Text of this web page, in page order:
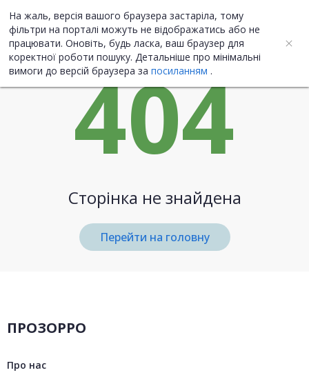
На жаль, версія вашого браузера застаріла, тому
фільтри на порталі можуть не відображатись або не
працювати. Оновіть, будь ласка, ваш браузер для
коректної роботи пошуку. Детальніше про мінімальні
вимоги до версій браузера за посиланням .
UA ENG
404
Сторінка не знайдена
Перейти на головну
ПРОЗОРРО
Про нас